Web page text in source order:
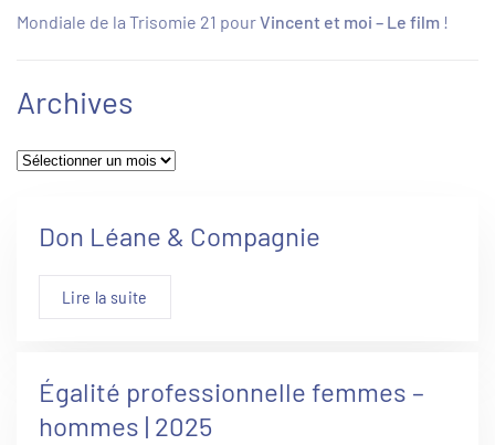
Mondiale de la Trisomie 21 pourVincent et moi – Le film !
Archives
Archives
Don Léane & Compagnie
Lire la suite
Égalité professionnelle femmes –
hommes | 2025